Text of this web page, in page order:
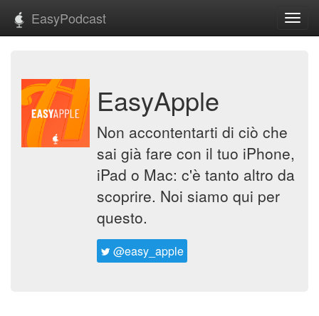
EasyPodcast
EasyApple
Non accontentarti di ciò che
sai già fare con il tuo iPhone,
iPad o Mac: c'è tanto altro da
scoprire. Noi siamo qui per
questo.
@easy_apple